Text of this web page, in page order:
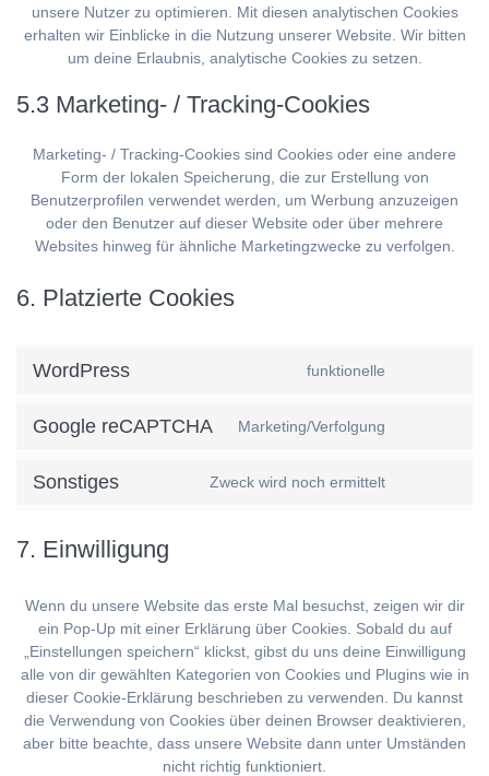
unsere Nutzer zu optimieren. Mit diesen analytischen Cookies
erhalten wir Einblicke in die Nutzung unserer Website. Wir bitten
um deine Erlaubnis, analytische Cookies zu setzen.
5.3 Marketing- / Tracking-Cookies
Marketing- / Tracking-Cookies sind Cookies oder eine andere
Form der lokalen Speicherung, die zur Erstellung von
Benutzerprofilen verwendet werden, um Werbung anzuzeigen
oder den Benutzer auf dieser Website oder über mehrere
Websites hinweg für ähnliche Marketingzwecke zu verfolgen.
6. Platzierte Cookies
WordPress funktionelle
Google reCAPTCHA Marketing/Verfolgung
Sonstiges Zweck wird noch ermittelt
7. Einwilligung
Wenn du unsere Website das erste Mal besuchst, zeigen wir dir
ein Pop-Up mit einer Erklärung über Cookies. Sobald du auf
„Einstellungen speichern“ klickst, gibst du uns deine Einwilligung
alle von dir gewählten Kategorien von Cookies und Plugins wie in
dieser Cookie-Erklärung beschrieben zu verwenden. Du kannst
die Verwendung von Cookies über deinen Browser deaktivieren,
aber bitte beachte, dass unsere Website dann unter Umständen
nicht richtig funktioniert.